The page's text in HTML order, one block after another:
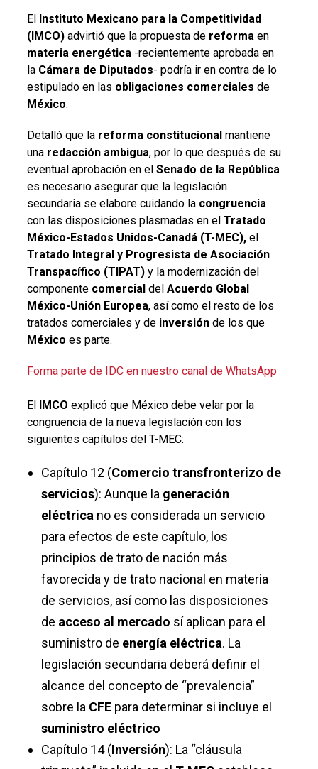
El Instituto Mexicano para la Competitividad
(IMCO) advirtió que la propuesta de reforma en
materia energética -recientemente aprobada en
la Cámara de Diputados- podría ir en contra de lo
estipulado en las obligaciones comerciales de
México.
Detalló que la reforma constitucionalmantiene
una redacción ambigua, por lo que después de su
eventual aprobación en el Senado de la República
es necesario asegurar que la legislación
secundaria se elabore cuidando la congruencia
con las disposiciones plasmadas en el Tratado
México-Estados Unidos-Canadá (T-MEC),el
Tratado Integral y Progresista de Asociación
Transpacífico (TIPAT)y la modernización del
componente comercial del Acuerdo Global
México-Unión Europea, así como el resto de los
tratados comerciales y de inversión de los que
México es parte.
Forma parte de IDC en nuestro canal de WhatsApp
El IMCO explicó que México debe velar por la
congruencia de la nueva legislación con los
siguientes capítulos del T-MEC:
Capítulo 12 (Comercio transfronterizo de
servicios): Aunque la generación
eléctrica no es considerada un servicio
para efectos de este capítulo, los
principios de trato de nación más
favorecida y de trato nacional en materia
de servicios, así como las disposiciones
de acceso al mercado sí aplican para el
suministro de energía eléctrica. La
legislación secundaria deberá definir el
alcance del concepto de “prevalencia”
sobre la CFE para determinar si incluye el
suministro eléctrico
Capítulo 14 (Inversión): La “cláusula